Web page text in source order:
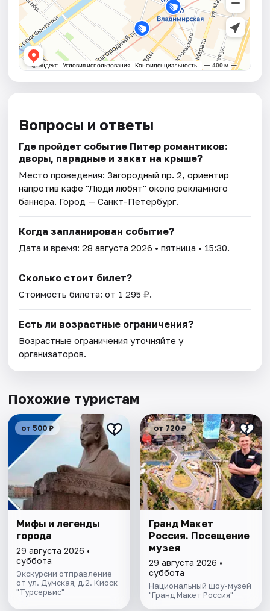
Вопросы и ответы
Где пройдет событие Питер романтиков:
дворы, парадные и закат на крыше?
Место проведения:Загородный пр. 2, ориентир
напротив кафе "Люди любят" около рекламного
баннера. Город — Санкт-Петербург.
Когда запланирован событие?
Дата и время:28 августа 2026 • пятница • 15:30.
Сколько стоит билет?
Стоимость билета: от 1 295 ₽.
Есть ли возрастные ограничения?
Возрастные ограничения уточняйте у
организаторов.
Похожие туристам
от 500 ₽
Мифы и легенды
города
29 августа 2026 •
суббота
Экскурсии отправление
от ул. Думская, д.2. Киоск
"Турсервис"
от 720 ₽
Гранд Макет
Россия. Посещение
музея
29 августа 2026 •
суббота
Национальный шоу-музей
"Гранд Макет Россия"